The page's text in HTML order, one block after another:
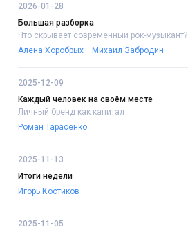
2026-01-28
Большая разборка
Что скрывает современный рок-музыкант?
Алена Хоробрых
Михаил Забродин
2025-12-09
Каждый человек на своём месте
Личный бренд как капитал
Роман Тарасенко
2025-11-13
Итоги недели
Игорь Костиков
2025-11-05